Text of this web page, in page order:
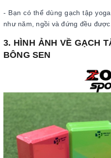
- Bạn có thể dùng gạch tập
như năm, ngồi và đứng đều được.
3. HÌNH ẢNH VỀ GẠCH
BÔNG SEN